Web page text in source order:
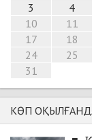
3
4
10
11
17
18
24
25
31
КӨП